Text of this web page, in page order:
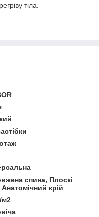
тіла.
спина, Плоскі
крій
м2